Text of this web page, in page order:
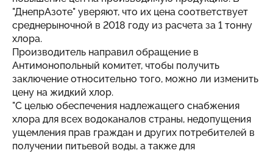
"ДнепрАзоте" уверяют, что их цена соответствует
среднерыночной в 2018 году из расчета за 1 тонну
хлора.
Производитель направил обращение в
Антимонопольный комитет, чтобы получить
заключение относительно того, можно ли изменить
цену на жидкий хлор.
"С целью обеспечения надлежащего снабжения
хлора для всех водоканалов страны, недопущения
ущемления прав граждан и других потребителей в
получении питьевой воды, а также для